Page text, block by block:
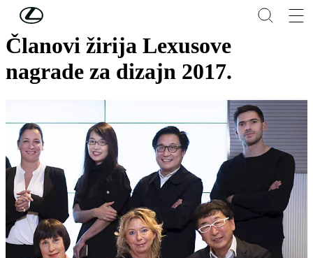
Skip to Main Content
Članovi žirija Lexusove
nagrade za dizajn 2017.